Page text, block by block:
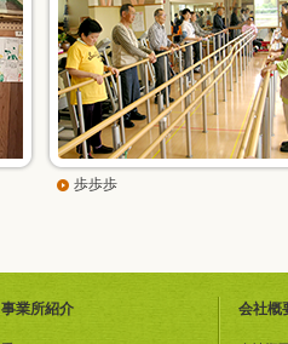
歩歩歩
事業所紹介 会社概